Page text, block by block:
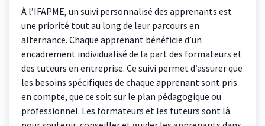
À l’IFAPME, un suivi personnalisé des apprenants est
une priorité tout au long de leur parcours en
alternance. Chaque apprenant bénéficie d’un
encadrement individualisé de la part des formateurs et
des tuteurs en entreprise. Ce suivi permet d’assurer que
les besoins spécifiques de chaque apprenant sont pris
en compte, que ce soit sur le plan pédagogique ou
professionnel. Les formateurs et les tuteurs sont là